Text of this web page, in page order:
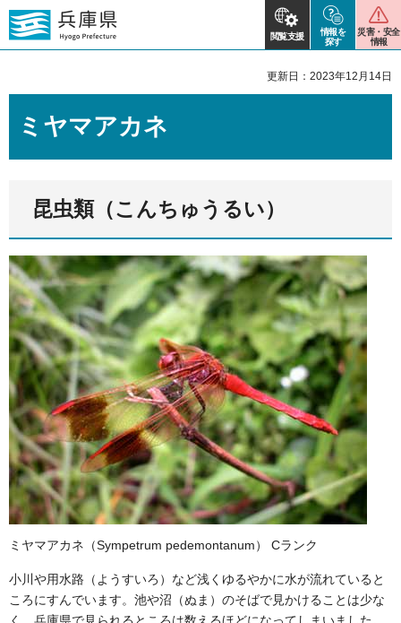
閲覧支援
情報を
探す
災害・安全
情報
更新日：2023年12月14日
ミヤマアカネ
昆虫類（こんちゅうるい）
ミヤマアカネ（Sympetrum pedemontanum） Cランク
小川や用水路（ようすいろ）など浅くゆるやかに水が流れていると
ころにすんでいます。池や沼（ぬま）のそばで見かけることは少な
く、兵庫県で見られるところは数えるほどになってしまいました。